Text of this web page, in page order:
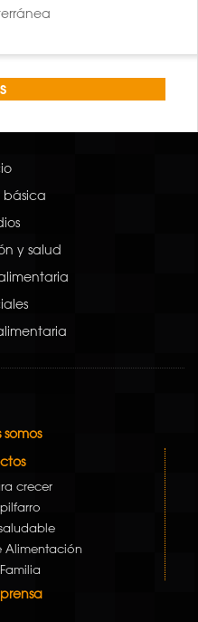
básica
y salud
crecer
Alimentación